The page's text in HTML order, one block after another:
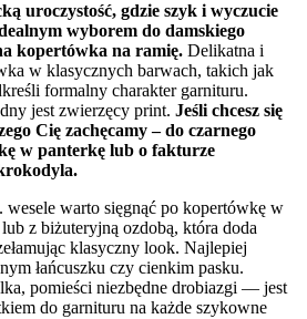
uroczystość, gdzie szyk i wyczucie
wyborem do damskiego
kopertówka na ramię. Delikatna i
w klasycznych barwach, takich jak
formalny charakter garnituru.
jest zwierzęcy print. Jeśli chcesz się
Cię zachęcamy –do czarnego
w panterkę lub o fakturze
warto sięgnąć po kopertówkę w
z biżuteryjną ozdobą, która doda
klasyczny look. Najlepiej
łańcuszku czy cienkim pasku.
pomieści niezbędne drobiazgi — jest
do garnituru na każde szykowne